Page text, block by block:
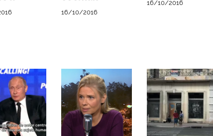
16/10/2016
16/10/2016